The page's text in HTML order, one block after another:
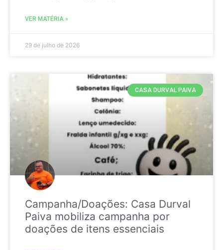
VER MATÉRIA »
29 de julho de 2026
CASA DURVAL PAIVA
Campanha/Doações: Casa Durval
Paiva mobiliza campanha por
doações de itens essenciais